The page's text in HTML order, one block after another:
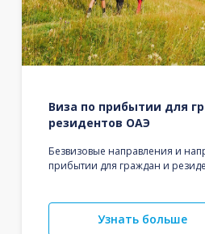
Виза по прибытии для
резидентов ОАЭ
Безвизовые направления и
прибытии для граждан и
Узнать больше